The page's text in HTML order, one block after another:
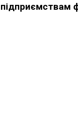
підприємствам